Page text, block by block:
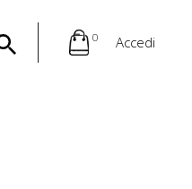
0 Accedi